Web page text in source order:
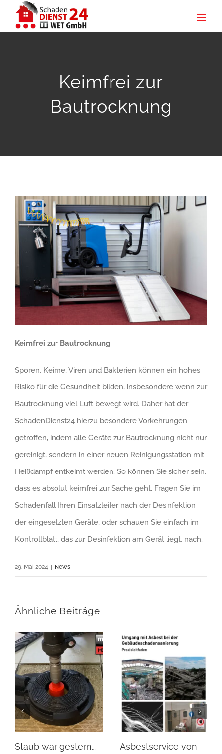
Inhalt
Keimfrei zur
Bautrocknung
Keimfrei zur Bautrocknung
Sporen, Keime, Viren und Bakterien können ein hohes
Risiko für die Gesundheit bilden, insbesondere wenn zur
Bautrocknung viel Luft bewegt wird. Daher hat der
SchadenDienst24 hierzu besondere Vorkehrungen
getroffen, indem alle Geräte zur Bautrocknung nicht nur
gereinigt, sondern in einer neuen Reinigungsstation mit
Heißdampf entkeimt werden. So können Sie sicher sein,
dass es absolut keimfrei zur Sache geht. Fragen Sie im
Schadenfall Ihren Einsatzleiter nach der Desinfektion
der eingesetzten Geräte, oder schauen Sie einfach im
Kontrollblatt, das zur Desinfektion am Gerät liegt, nach.
29. Mai 2024 | News
Ähnliche Beiträge
Staub war gestern…
Asbestservice von